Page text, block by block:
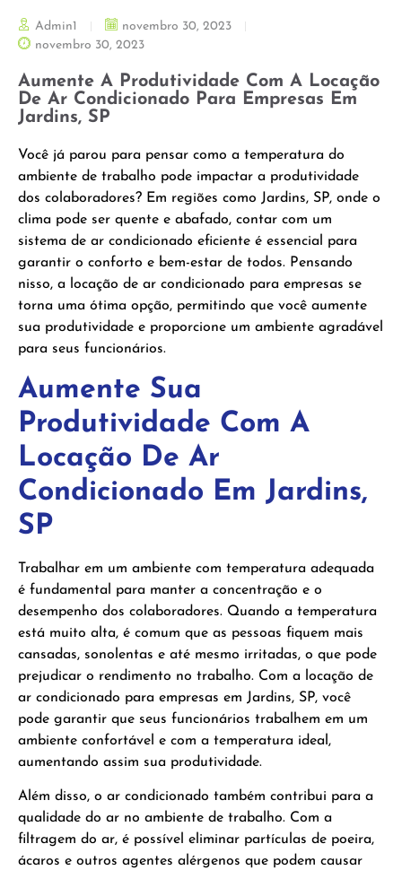
Admin1
novembro 30, 2023
novembro 30, 2023
Aumente A Produtividade Com A Locação
De Ar Condicionado Para Empresas Em
Jardins, SP
Você já parou para pensar como a temperatura do
ambiente de trabalho pode impactar a produtividade
dos colaboradores? Em regiões como Jardins, SP, onde o
clima pode ser quente e abafado, contar com um
sistema de ar condicionado eficiente é essencial para
garantir o conforto e bem-estar de todos. Pensando
nisso, a locação de ar condicionado para empresas se
torna uma ótima opção, permitindo que você aumente
sua produtividade e proporcione um ambiente agradável
para seus funcionários.
Aumente Sua
Produtividade Com A
Locação De Ar
Condicionado Em Jardins,
SP
Trabalhar em um ambiente com temperatura adequada
é fundamental para manter a concentração e o
desempenho dos colaboradores. Quando a temperatura
está muito alta, é comum que as pessoas fiquem mais
cansadas, sonolentas e até mesmo irritadas, o que pode
prejudicar o rendimento no trabalho. Com a locação de
ar condicionado para empresas em Jardins, SP, você
pode garantir que seus funcionários trabalhem em um
ambiente confortável e com a temperatura ideal,
aumentando assim sua produtividade.
Além disso, o ar condicionado também contribui para a
qualidade do ar no ambiente de trabalho. Com a
filtragem do ar, é possível eliminar partículas de poeira,
ácaros e outros agentes alérgenos que podem causar